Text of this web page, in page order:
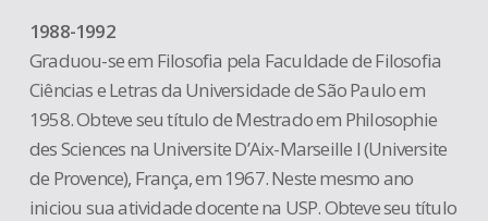
1988-1992
Graduou-se em Filosofia pela Faculdade de Filosofia
Ciências e Letras da Universidade de São Paulo em
1958. Obteve seu título de Mestrado em Philosophie
des Sciences na Universite D’Aix-Marseille I (Universite
de Provence), França, em 1967. Neste mesmo ano
iniciou sua atividade docente na USP. Obteve seu título